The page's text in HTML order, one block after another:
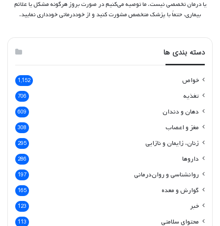
یا درمان تخصصی نیست. ما توصیه می‌کنیم در صورت بروز هرگونه مشکل یا علائم
بیماری، حتماً با پزشک متخصص مشورت کنید و از خوددرمانی خودداری نمایید.
دسته بندی ها
خواص 1,152
تغذیه 706
دهان و دندان 609
مغز و اعصاب 308
زنان، زایمان و نازایی 295
داروها 286
روانشناسی و روان‌درمانی 197
گوارش و معده 165
خبر 123
محتوای سلامتی 113